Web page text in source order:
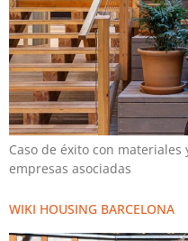
Caso de éxito con
empresas asociadas
WIKI HOUSING BARCELONA